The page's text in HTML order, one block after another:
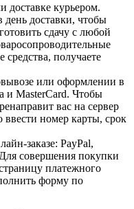
доставке курьером.
день доставки, чтобы
сдачу с любой
получаете
или оформлении в
и MasterCard. Чтобы
вас на сервер
номер карты, срок
заказе: PayPal,
совершения покупки
платежного
форму по